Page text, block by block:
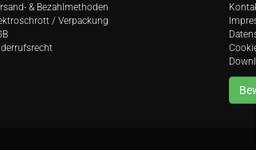
& Bezahlmethoden
/ Verpackung